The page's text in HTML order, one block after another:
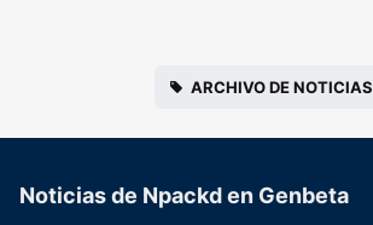
ARCHIVO DE NOTICIAS
Noticias de Npackd en Genbeta